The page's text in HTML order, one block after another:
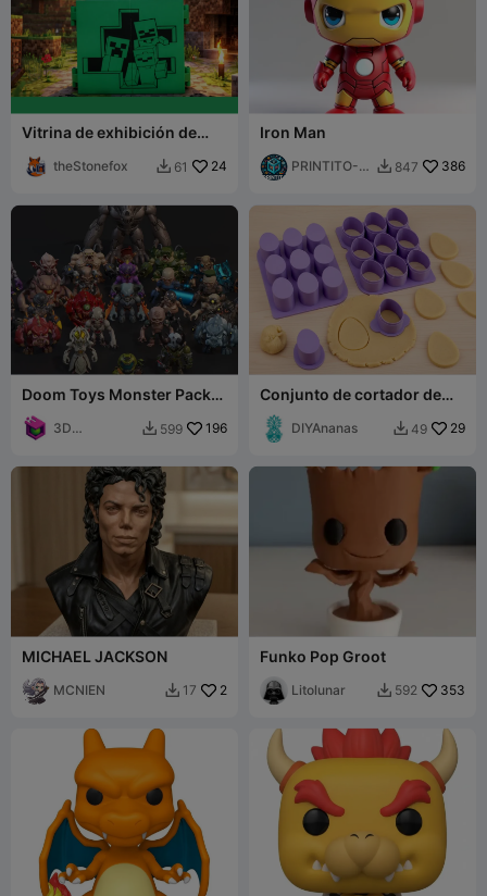
Vitrina de exhibición de
theStonefox  61 24
Iron Man
PRINTITO-
 847 386
Doom Toys Monster Pack
Collection 4
3D
 599 196
Conjunto de cortador de
galletas con forma de
huevo y molde para cake
pops 9 en 1
DIYAnanas  49 29
MICHAEL JACKSON
MCNIEN  17 2
Funko Pop Groot
Litolunar  592 353